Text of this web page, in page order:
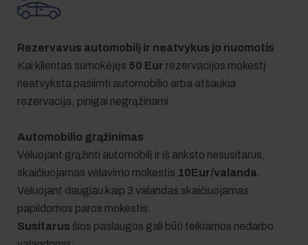
Rezervavus automobilį ir neatvykus jo nuomotis
Kai klientas sumokėjęs 50 Eur rezervacijos mokestį
neatvyksta pasiimti automobilio arba atšaukia
rezervacija, pinigai negrąžinami.
Automobilio grąžinimas
Vėluojant grąžinti automobilį ir iš anksto nesusitarus,
skaičiuojamas vėlavimo mokestis 10Eur/valanda
Vėluojant daugiau kaip 3 valandas skaičiuojamas
papildomos paros mokestis.
Susitarus šios paslaugos gali būti teikiamos nedarbo